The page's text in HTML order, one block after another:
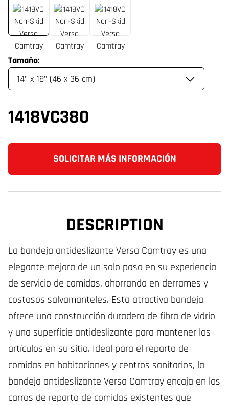
Tamaño:
1418VC380
SOLICITAR MÁS INFORMACIÓN
DESCRIPTION
La bandeja antideslizante Versa Camtray es una
elegante mejora de un solo paso en su experiencia
de servicio de comidas, ahorrando en derrames y
costosos salvamanteles. Esta atractiva bandeja
ofrece una construcción duradera de fibra de vidrio
y una superficie antideslizante para mantener los
artículos en su sitio. Ideal para el reparto de
comidas en habitaciones y centros sanitarios, la
bandeja antideslizante Versa Camtray encaja en los
carros de reparto de comidas existentes que